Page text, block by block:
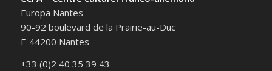
Europa Nantes
90-92 boulevard de la Prairie-au-Duc
F-44200 Nantes
+33 (0)2 40 35 39 43